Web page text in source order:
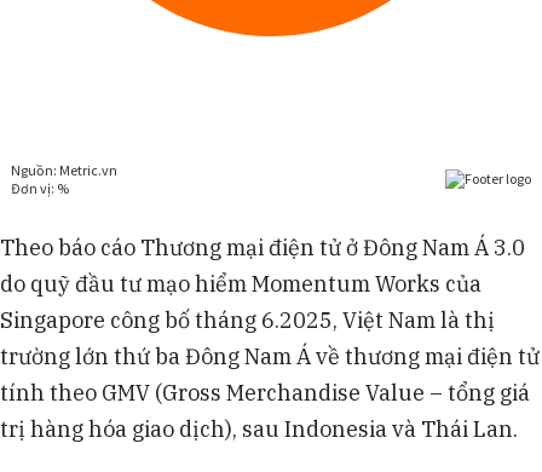
Theo báo cáo Thương mại điện tử ở Đông Nam Á 3.0
do quỹ đầu tư mạo hiểm Momentum Works của
Singapore công bố tháng 6.2025, Việt Nam là thị
trường lớn thứ ba Đông Nam Á về thương mại điện tử
tính theo GMV (Gross Merchandise Value – tổng giá
trị hàng hóa giao dịch), sau Indonesia và Thái Lan.